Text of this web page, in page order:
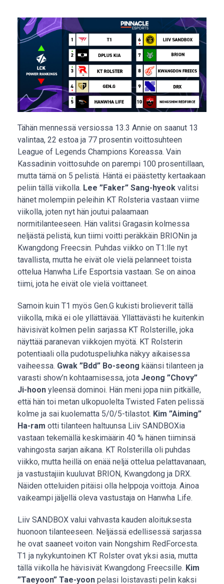
Tähän mennessä versiossa 13.3 Annie on saanut 13
valintaa, 22 estoa ja 77 prosentin voittosuhteen
League of Legends Champions Koreassa. Vain
Kassadinin voittosuhde on parempi 100 prosentillaan,
mutta tämä on 5 pelistä. Häntä ei päästetty kertaakaan
peliin tällä viikolla. Lee ”Faker” Sang-hyeok valitsi
hänet molempiin peleihin KT Rolsteria vastaan viime
viikolla, joten nyt hän joutui palaamaan
normitilanteeseen. Hän valitsi Gragasin kolmessa
neljästä pelistä, kun tiimi voitti peräkkäin BRIONin ja
Kwangdong Freecsin. Puhdas viikko on T1:lle nyt
tavallista, mutta he eivät ole vielä pelanneet toista
ottelua Hanwha Life Esportsia vastaan. Se on ainoa
tiimi, jota he eivät ole vielä voittaneet.
Samoin kuin T1 myös Gen.G kukisti brolieverit tällä
viikolla, mikä ei ole yllättävää. Yllättävästi he kuitenkin
hävisivät kolmen pelin sarjassa KT Rolsterille, joka
näyttää paranevan viikkojen myötä. KT Rolsterin
potentiaali olla pudotuspeliuhka näkyy aikaisessa
vaiheessa. Gwak ”Bdd” Bo-seong käänsi tilanteen ja
varasti show’n kohtaamisessa, jota Jeong ”Chovy”
Ji-hoon yleensä dominoi. Hän meni jopa niin pitkälle,
että hän toi metan ulkopuolelta Twisted Faten pelissä
kolme ja sai kuolematta 5/0/5-tilastot. Kim ”Aiming”
Ha-ram otti tilanteen haltuunsa Liiv SANDBOXia
vastaan tekemällä keskimäärin 40 % hänen tiiminsä
vahingosta sarjan aikana. KT Rolsterilla oli puhdas
viikko, mutta heillä on enää neljä ottelua pelattavanaan,
ja vastustajiin kuuluvat BRION, Kwangdong ja DRX.
Näiden otteluiden pitäisi olla helppoja voittoja. Ainoa
vaikeampi jäljellä oleva vastustaja on Hanwha Life.
Liiv SANDBOX valui vahvasta kauden aloituksesta
huonoon tilanteeseen. Neljässä edellisessä sarjassa
he ovat saaneet voiton vain Nongshim RedForcesta.
T1 ja nykykuntoinen KT Rolster ovat yksi asia, mutta
tällä viikolla he hävisivät Kwangdong Freecsille. Kim
”Taeyoon” Tae-yoon pelasi loistavasti pelin kaksi